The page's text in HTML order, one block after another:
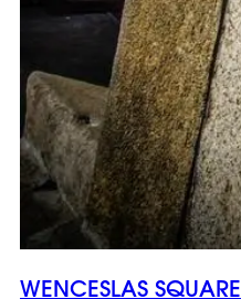
WENCESLAS SQUARE